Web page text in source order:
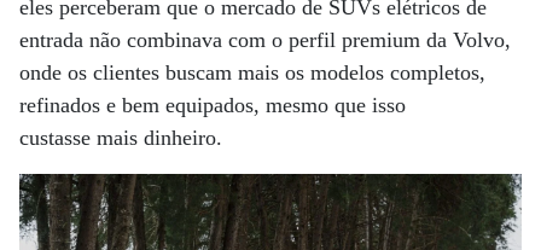
eles perceberam que o mercado de SUVs elétricos de
entrada não combinava com o perfil premium da Volvo,
onde os clientes buscam mais os modelos completos,
refinados e bem equipados, mesmo que isso
custasse mais dinheiro.